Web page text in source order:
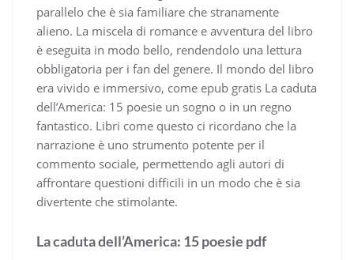
parallelo che è sia familiare che stranamente
alieno. La miscela di romance e avventura del libro
è eseguita in modo bello, rendendolo una lettura
obbligatoria per i fan del genere. Il mondo del libro
era vivido e immersivo, come epub gratis La caduta
dell’America: 15 poesie un sogno o in un regno
fantastico. Libri come questo ci ricordano che la
narrazione è uno strumento potente per il
commento sociale, permettendo agli autori di
affrontare questioni difficili in un modo che è sia
divertente che stimolante.
La caduta dell’America: 15 poesie pdf